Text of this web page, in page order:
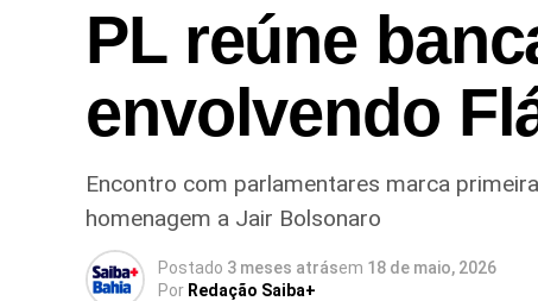
PL reúne
envolvendo
Encontro com parlamentares marca
homenagem a Jair Bolsonaro
Postado 3 meses atrásem 18 de maio, 2026
Por Redação Saiba+